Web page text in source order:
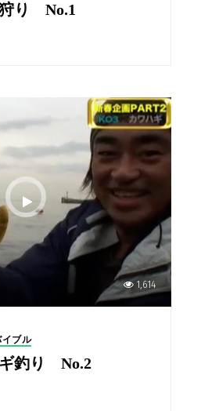
り No.1
1,614
イブル
釣り No.2